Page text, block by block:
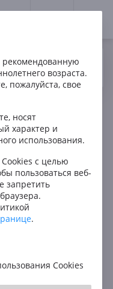
Да
Италия
возраста.
пожалуйста, свое
носят
характер и
использования.
с целью
пользоваться веб-
запретить
.
Cookies